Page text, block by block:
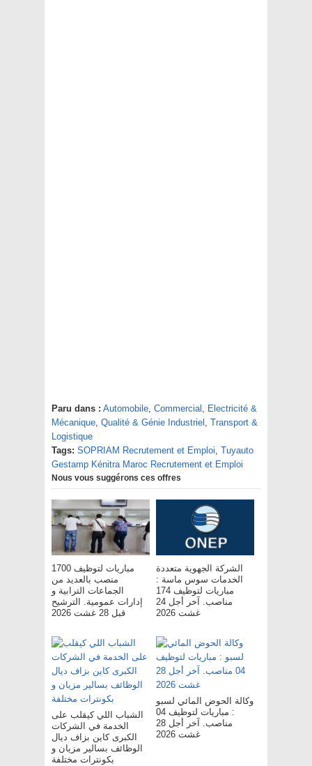
Paru dans : Automobile, Commercial , Electricité &
Mécanique, Qualité & Génie Industriel , Transport &
Logistique
Tags: SOPRIAM Recrutement et Emploi, Tuyauto
Gestamp Kénitra Maroc Recrutement et Emploi
Nous vous suggérons ces offres
مباريات لتوظيف 1700
منصب بالعديد من
الجماعات الترابية و
إدارات عمومية. الترشيح
قبل 28 غشت 2026
الشركة الجهوية متعددة
الخدمات سوس ماسة :
مباريات لتوظيف 174
مناصب. آخر أجل 24
غشت 2026
الشباب اللي كيقلب على
الخدمة في الشركات
الكبرى كاين بزاف ديال
الوظائف بسالير مزيان و
بكونترات مختلفة
وكالة الحوض المائي لسبو
: مباريات لتوظيف 04
مناصب. آخر أجل 28
غشت 2026